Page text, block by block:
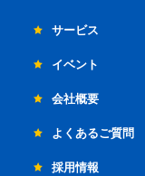
サービス
イベント
会社概要
よくあるご質問
採用情報